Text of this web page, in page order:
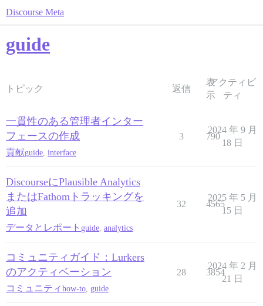
Discourse Meta
guide
トピック 返信
表
示
アクティビ
ティ
一貫性のある管理者インター
フェースの作成
貢献guide interface
3 790
2024 年 9 月
18 日
DiscourseにPlausible Analytics
またはFathomトラッキングを
追加
データとレポート guide analytics
32 4565
2025 年 5 月
15 日
コミュニティガイド：Lurkers
のアクティベーション
コミュニティ how-to guide
28 3854
2024 年 2 月
21 日